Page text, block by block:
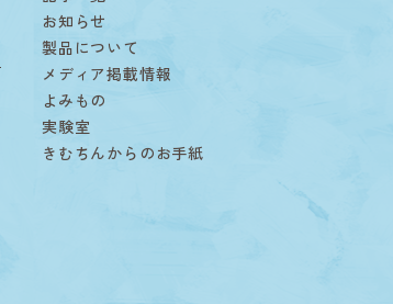
お知らせ
製品について
メディア掲載情報
よみもの
実験室
きむちんからのお手紙